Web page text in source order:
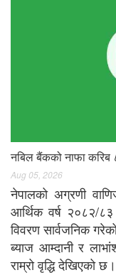
नबिल बैंकको नाफा करिब
Aug 05, 2026
नेपालको अग्रणी
आर्थिक वर्ष २०८२/८३
विवरण सार्वजनिक
ब्याज आम्दानी र
राम्रो वृद्धि देखिएको छ।